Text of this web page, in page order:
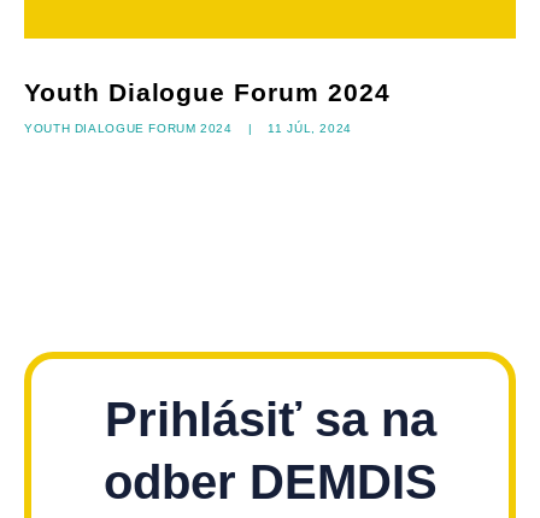
Youth Dialogue Forum 2024
Youth Dialogue Forum 2024 | 11 júl, 2024
Prihlásiť sa na
odber DEMDIS